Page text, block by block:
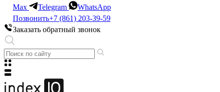
Max Telegram
WhatsApp
Позвонить+7 (861) 203-39-59
Заказать обратный звонок